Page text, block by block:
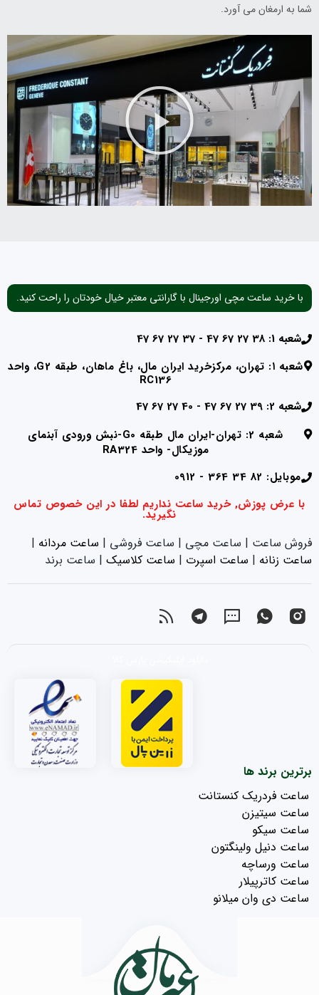
شما به ارمغان می آورد.
با خرید ساعت مچی اورجینال با گارانتی معتبر خیال خودتان را راحت کنید.
شعبه 1: 38 27 67 47 - 37 27 67 47
شعبه ۱: تهران، مرکزخرید ایران مال، باغ ماهان، طبقه G2، واحد
RC136
شعبه 2: 39 27 67 47 - 40 27 67 47
شعبه 2: تهران-ایران مال طبقه G0-نبش ورودی آبنمای
موزیکال- واحد RA324
موبایل: 82 34 364 - 0912
با عرض پوزش, خرید ساعت نداریم لطفا در این خصوص تماس
نگیرید.
فروش ساعت | ساعت مچی | ساعت فروشی | ساعت مردانه |
ساعت زنانه |‌ ساعت اسپرت |‌ ساعت کلاسیک | ساعت برند
برترین برند ها
ساعت فردریک کنستانت
ساعت سیتیزن
ساعت سیکو
ساعت دنیل ولینگتون
ساعت ورساچه
ساعت کاترپیلار
ساعت دی وان میلانو